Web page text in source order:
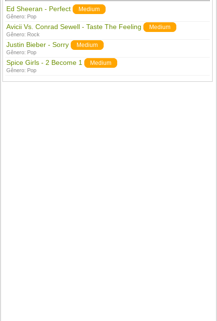
Ed Sheeran - Perfect Medium
Gênero: Pop
Avicii Vs. Conrad Sewell - Taste The Feeling Medium
Gênero: Rock
Justin Bieber - Sorry Medium
Gênero: Pop
Spice Girls - 2 Become 1 Medium
Gênero: Pop